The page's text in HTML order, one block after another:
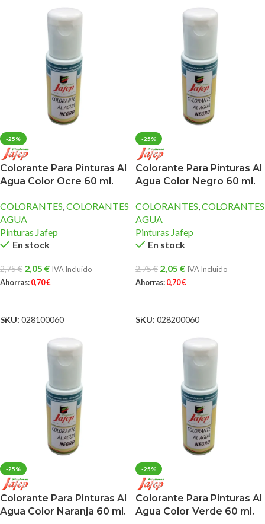
-25%
Colorante Para Pinturas Al
Agua Color Ocre 60 ml.
COLORANTES,COLORANTES
AGUA
Pinturas Jafep
En stock
2,75€ 2,05 € IVA Incluido
Ahorras:0,70€
SKU: 028100060
-25%
Colorante Para Pinturas Al
Agua Color Negro 60 ml.
COLORANTES,COLORANTES
AGUA
Pinturas Jafep
En stock
2,75€ 2,05 € IVA Incluido
Ahorras:0,70€
SKU: 028200060
-25%
Colorante Para Pinturas Al
Agua Color Naranja 60 ml.
-25%
Colorante Para Pinturas Al
Agua Color Verde 60 ml.